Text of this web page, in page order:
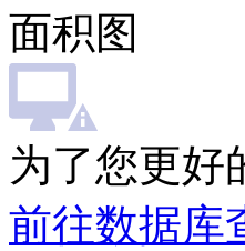
面积图
为了您更好
前往数据库